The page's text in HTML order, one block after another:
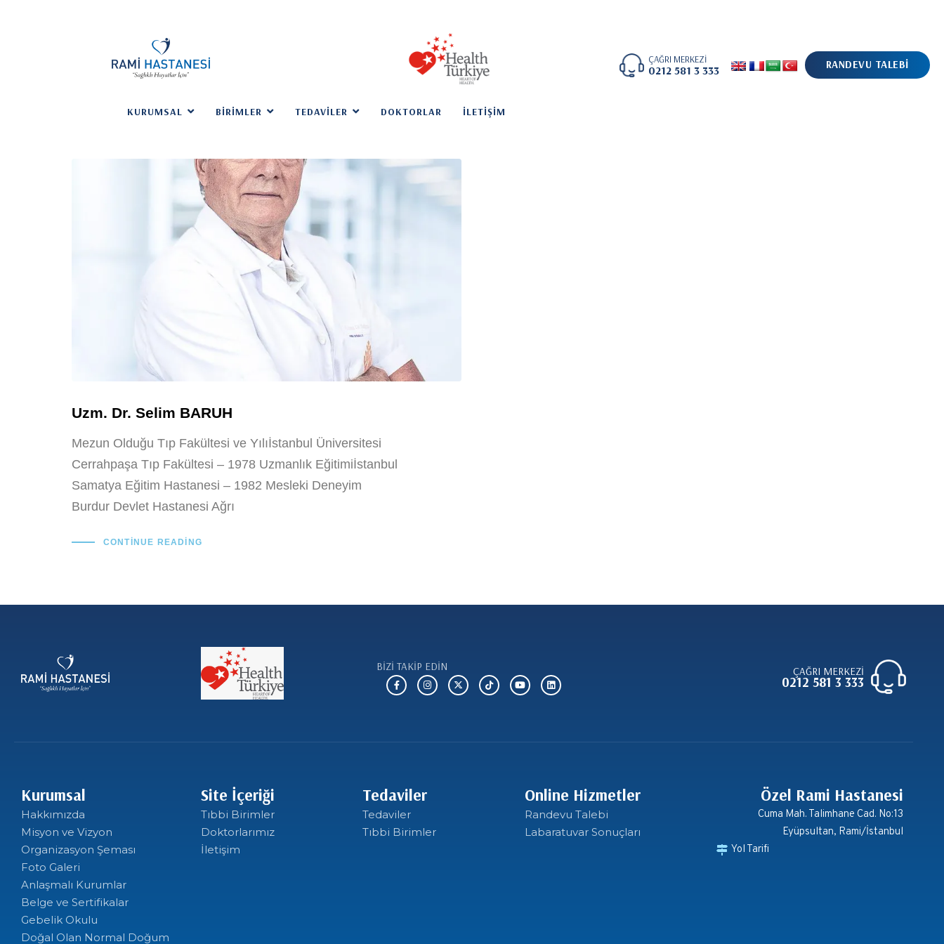
KURUMSAL BIRIMLER TEDAVILER DOKTORLAR İLETIŞIM
ÇAĞRI MERKEZİ
0212 581 3 333 RANDEVU TALEBİ
Uzm. Dr. Selim BARUH
Mezun Olduğu Tıp Fakültesi ve Yılıİstanbul Üniversitesi
Cerrahpaşa Tıp Fakültesi – 1978 Uzmanlık Eğitimiİstanbul
Samatya Eğitim Hastanesi – 1982 Mesleki Deneyim
Burdur Devlet Hastanesi Ağrı
CONTINUE READING
BİZİ TAKİP EDİN ÇAĞRI MERKEZİ
0212 581 3 333
Kurumsal
Hakkımızda
Misyon ve Vizyon
Organizasyon Şeması
Foto Galeri
Anlaşmalı Kurumlar
Belge ve Sertifikalar
Gebelik Okulu
Doğal Olan Normal Doğum
Site İçeriği
Tıbbi Birimler
Doktorlarımız
İletişim
Tedaviler
Tedaviler
Tıbbi Birimler
Online Hizmetler
Randevu Talebi
Labaratuvar Sonuçları
Özel Rami Hastanesi
Cuma Mah. Talimhane Cad. No:13
Eyüpsultan, Rami/İstanbul
Yol Tarifi